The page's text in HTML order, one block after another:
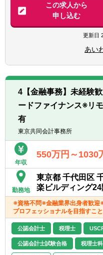
＊会計事
す。
【税理士
〇試験特
をうまく
いました
〇有資格
試験直前
試験直前
ます！
〇就業時
クターも
能です。
〇原則的
が、早く
制度です
とができ
に利用す
可能です
（補足情
・記帳代
申告書の
していま
・クライ
きその後
アドバイ
・担当す
企業から
・上場準
・経験者
ことがで
スピード
【その他
東京は事
人のチー
クライア
ん。
スタッフ
ネージャ
ャー→パ
この求人から
申し込む
更新日
あい
4【金融事務】未経験
ードファイナンス※リ
有
東京共同会計事務所
年収
550万円～1030
勤務地
東京都 千代田区
楽ビルディング24
※資格不問※金融業界出身者歓迎
プロフェッショナルを目指すこ
公認会計士 税理士
公認会計士試験合格 税理士